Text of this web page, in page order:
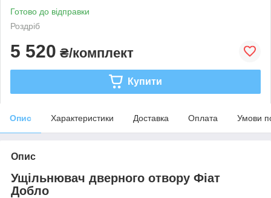
Готово до відправки
Роздріб
5 520 ₴/комплект
Купити
Опис Характеристики Доставка Оплата Умови
Опис
Ущільнювач дверного отвору Фіат
Добло